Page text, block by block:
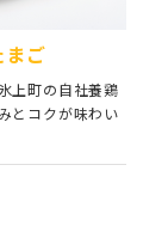
ご
上町の自社養鶏
とコクが味わい